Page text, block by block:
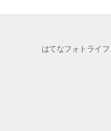
はてなフォトライフ